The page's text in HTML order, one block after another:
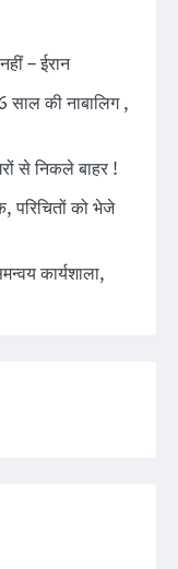
– ईरान
साल की नाबालिग ,
से निकले बाहर !
परिचितों को भेजे
कार्यशाला,